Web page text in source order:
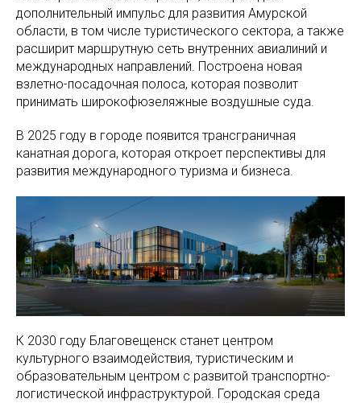
дополнительный импульс для развития Амурской
области, в том числе туристического сектора, а также
расширит маршрутную сеть внутренних авиалиний и
международных направлений. Построена новая
взлетно-посадочная полоса, которая позволит
принимать широкофюзеляжные воздушные суда.
В 2025 году в городе появится трансграничная
канатная дорога, которая откроет перспективы для
развития международного туризма и бизнеса.
К 2030 году Благовещенск станет центром
культурного взаимодействия, туристическим и
образовательным центром с развитой транспортно-
логистической инфраструктурой. Городская среда